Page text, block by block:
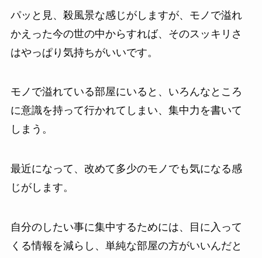
パッと見、殺風景な感じがしますが、モノで溢れ
かえった今の世の中からすれば、そのスッキリさ
はやっぱり気持ちがいいです。
モノで溢れている部屋にいると、いろんなところ
に意識を持って行かれてしまい、集中力を書いて
しまう。
最近になって、改めて多少のモノでも気になる感
じがします。
自分のしたい事に集中するためには、目に入って
くる情報を減らし、単純な部屋の方がいいんだと